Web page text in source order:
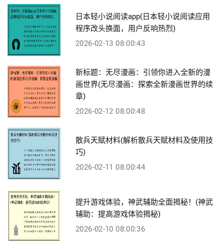
日本轻小说阅读app(日本轻小说阅读应用
程序改头换面，用户反响热烈)
2026-02-13 08:00:43
新标题：无尽漫画：引领你进入全新的漫
画世界(无尽漫画：探索全新漫画世界的续
章)
2026-02-12 08:00:48
散兵天赋材料(解析散兵天赋材料及使用技
巧)
2026-02-11 08:00:44
提升游戏体验，神武辅助全面揭秘！(神武
辅助：提高游戏体验揭秘)
2026-02-10 08:00:36